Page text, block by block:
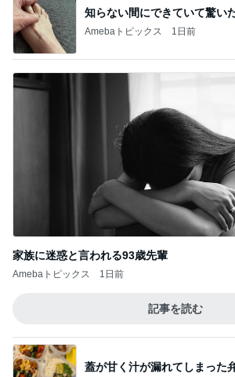
知らない間にできていて驚い
Amebaトピックス 1日前
家族に迷惑と言われる93歳先輩
Amebaトピックス 1日前
記事を読む
蓋が甘く汁が漏れてしまった